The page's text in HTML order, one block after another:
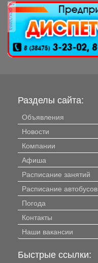
реклама
Разделы сайта:
Объявления
Новости
Компании
Афиша
Расписание занятий
Расписание автобусов
Погода
Контакты
Наши вакансии
Быстрые ссылки: